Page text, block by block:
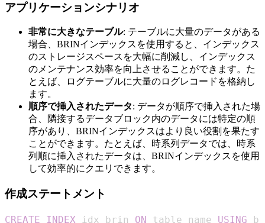
アプリケーションシナリオ
非常に大きなテーブル: テーブルに大量のデータがある
場合、BRINインデックスを使用すると、インデックス
のストレージスペースを大幅に削減し、インデックス
のメンテナンス効率を向上させることができます。た
とえば、ログテーブルに大量のログレコードを格納し
ます。
順序で挿入されたデータ: データが順序で挿入された場
合、隣接するデータブロック内のデータには特定の順
序があり、BRINインデックスはより良い役割を果たす
ことができます。たとえば、時系列データでは、時系
列順に挿入されたデータは、BRINインデックスを使用
して効率的にクエリできます。
作成ステートメント
CREATE INDEX idx_brin ON table_name USING